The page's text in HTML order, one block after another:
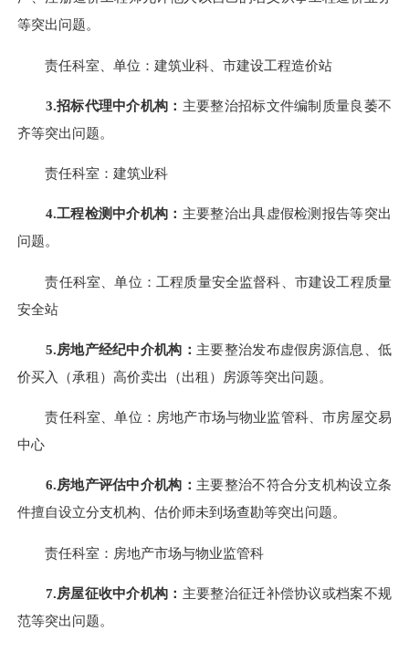
等突出问题。
责任科室、单位：建筑业科、市建设工程造价站
3.招标代理中介机构： 主要整治招标文件编制质量良萎不
齐等突出问题。
责任科室：建筑业科
4.工程检测中介机构： 主要整治出具虚假检测报告等突出
问题。
责任科室、单位： 工程质量安全监督科、市建设工程质量
安全站
5.房地产经纪中介机构： 主要整治发布虚假房源信息、低
价买入（承租）高价卖出（出租）房源等突出问题。
责任科室、单位：房地产市场与物业监管科、市房屋交易
中心
6.房地产评估中介机构： 主要整治不符合分支机构设立条
件擅自设立分支机构、估价师未到场查勘等突出问题。
责任科室：房地产市场与物业监管科
7.房屋征收中介机构： 主要整治征迁补偿协议或档案不规
范等突出问题。